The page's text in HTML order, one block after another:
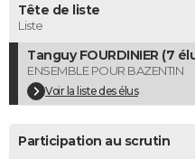
Dictionnaire
Biographies
Citations
Expressions
Proverbes
PROGRAMME TV
COPAINS D'AVANT
S'inscrire
Se connecter
Lycées
Collèges
Primaires
Universités
Entreprises
Service militaire
Avis de recherche
AVIS DE DÉCÈS
FORUM
Tête de liste
Liste
Tanguy FOURDINIER (7
ENSEMBLE POUR BAZENTIN
Voir la liste des élus
Participation au scrutin